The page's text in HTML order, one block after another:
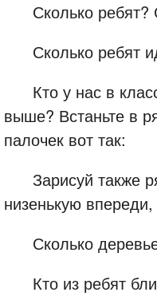
Сколько ребят?
Сколько ребят
Кто у нас в
выше? Встаньте в
палочек вот так:
Зарисуй также
низенькую
Сколько
Кто из ребят